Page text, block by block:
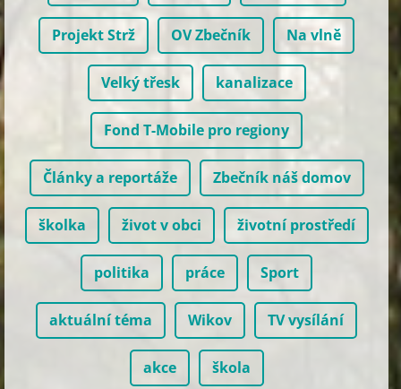
Projekt Strž OV Zbečník Na vlně
Velký třesk kanalizace
Fond T-Mobile pro regiony
Články a reportáže Zbečník náš domov
školka život v obci životní prostředí
politika práce Sport
aktuální téma Wikov TV vysílání
akce škola